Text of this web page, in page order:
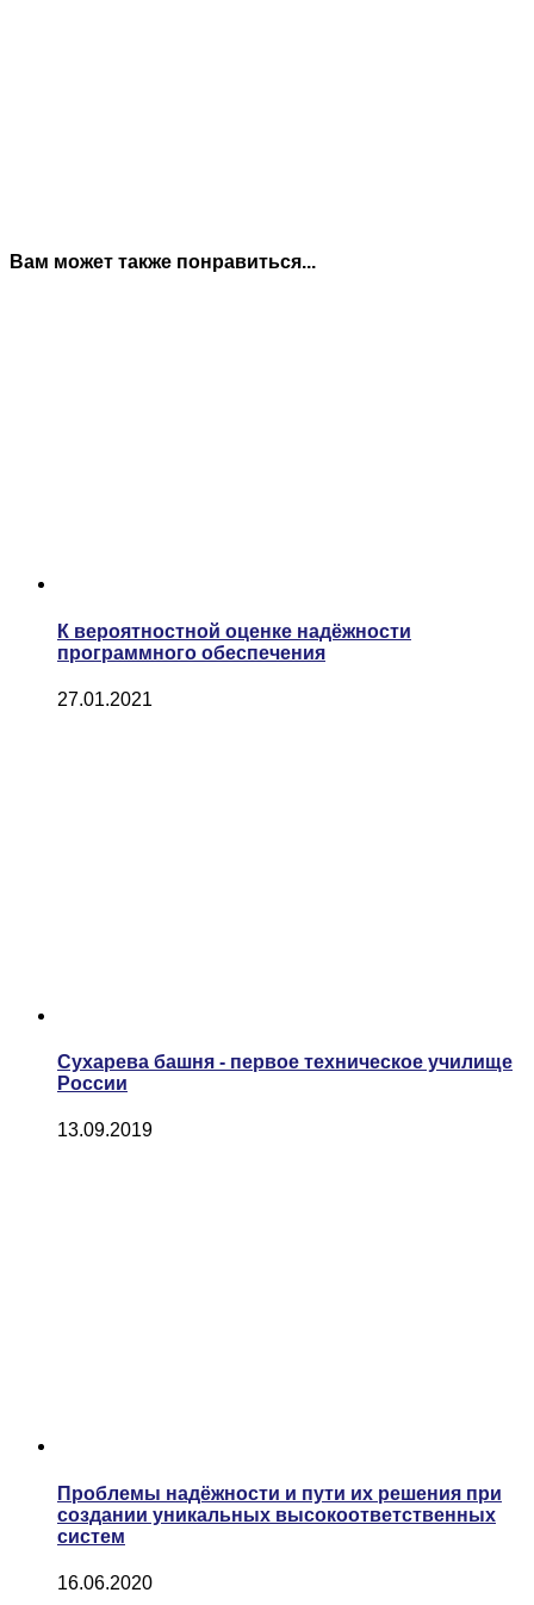
Вам может также понравиться...
К вероятностной оценке надёжности
программного обеспечения
27.01.2021
Сухарева башня - первое техническое училище
России
13.09.2019
Проблемы надёжности и пути их решения при
создании уникальных высокоответственных
систем
16.06.2020